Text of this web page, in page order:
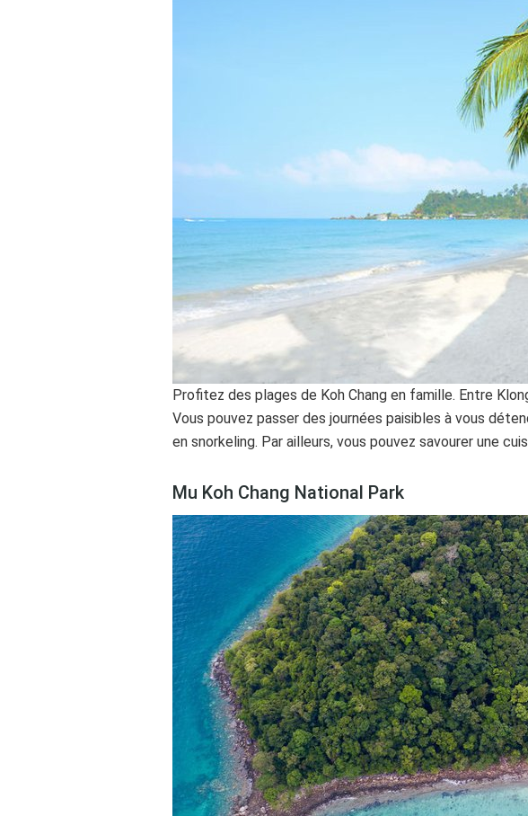
Profitez des plages de Koh Chang en famille. Entre
Vous pouvez passer des journées paisibles à vous
en snorkeling. Par ailleurs, vous pouvez savourer une
Mu Koh Chang National Park